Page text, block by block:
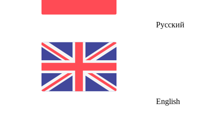
Русский
English